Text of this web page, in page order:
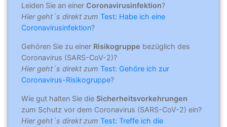
Leiden Sie an einer Coronavirusinfektion?
Hier geht´s direkt zum Test: Habe ich eine
Coronavirusinfektion?
Gehören Sie zu einer Risikogruppe bezüglich des
Coronavirus (SARS-CoV-2)?
Hier geht´s direkt zum Test: Gehöre ich zur
Coronavirus-Risikogruppe?
Wie gut halten Sie die Sicherheitsvorkehrungen
zum Schutz vor dem Coronavirus (SARS-CoV-2) ein?
Hier geht´s direkt zum Test: Treffe ich die